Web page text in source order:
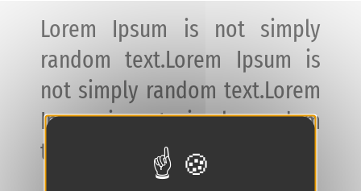
Lorem Ipsum is not simply
random text.Lorem Ipsum is
not simply random text.Lorem
Ipsum is not simply random
text.